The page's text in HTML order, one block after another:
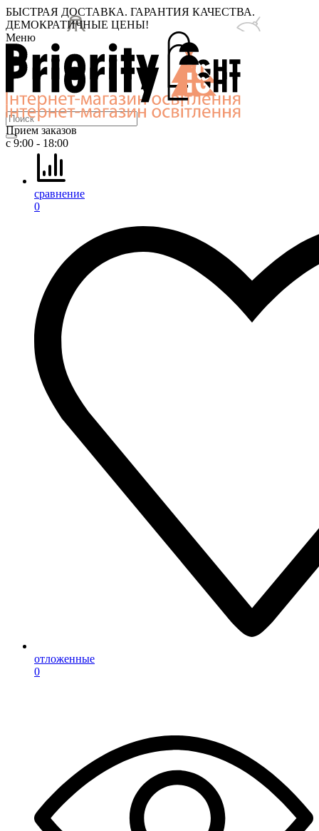
БЫСТРАЯ ДОСТАВКА. ГАРАНТИЯ КАЧЕСТВА.
ДЕМОКРАТИЧНЫЕ ЦЕНЫ!
Меню
Прием заказов
с 9:00 - 18:00
сравнение
0
отложенные
0